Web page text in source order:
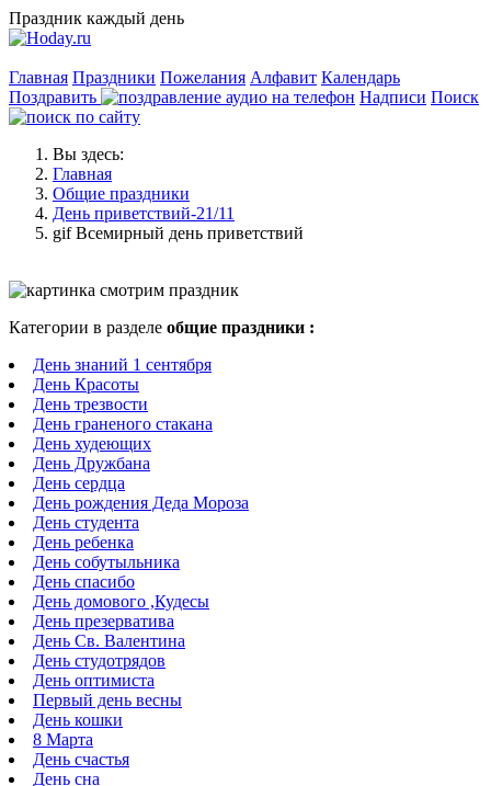
Праздник каждый день
Главная Праздники Пожелания Алфавит Календарь
Поздравить
Надписи Поиск
Вы здесь:
Главная
Общие праздники
День приветствий-21/11
gif Всемирный день приветствий
Категории в разделе общие праздники :
День знаний 1 сентября
День Красоты
День трезвости
День граненого стакана
День худеющих
День Дружбана
День сердца
День рождения Деда Мороза
День студента
День ребенка
День собутыльника
День спасибо
День домового ,Кудесы
День презерватива
День Св. Валентина
День студотрядов
День оптимиста
Первый день весны
День кошки
8 Марта
День счастья
День сна